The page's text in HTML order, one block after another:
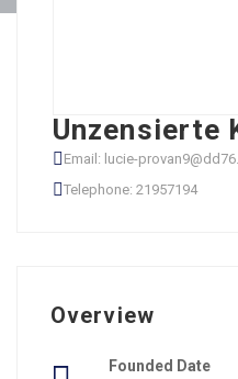
Unzensierte
Email: lucie-
Telephone: 21957194
Overview
Founded Date